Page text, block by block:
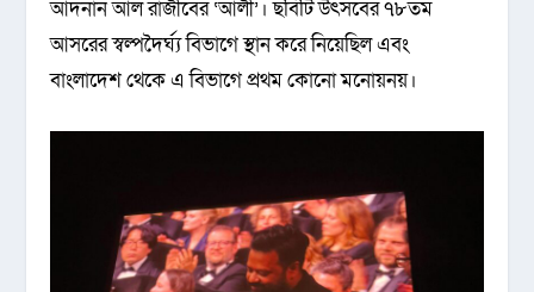
আদনান আল রাজীবের ‘আলী’। ছবিটি উৎসবের ৭৮তম
আসরের স্বল্পদৈর্ঘ্য বিভাগে স্থান করে নিয়েছিল এবং
বাংলাদেশ থেকে এ বিভাগে প্রথম কোনো মনোয়নয়।